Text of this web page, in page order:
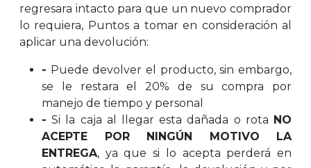
regresara intacto para que un nuevo comprador
lo requiera, Puntos a tomar en consideración al
aplicar una devolución:
- Puede devolver el producto, sin embargo,
se le restara el 20% de su compra por
manejo de tiempo y personal
- Si la caja al llegar esta dañada o rota NO
ACEPTE POR NINGÚN MOTIVO LA
ENTREGA, ya que si lo acepta perderá en